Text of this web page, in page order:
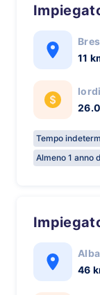
11
Tempo
Almeno 1 anno
46